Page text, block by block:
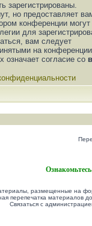
зарегистрированы.
но предоставляет
конференции
для
вам следует
на
означает согласие со
размещенные на
перепечатка материалов
Связаться с